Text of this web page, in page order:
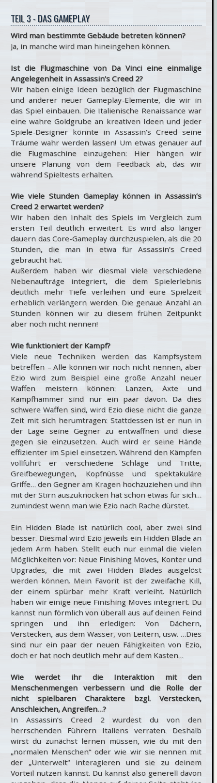
TEIL 3 - DAS GAMEPLAY
Wird man bestimmte Gebäude betreten können?
Ja, in manche wird man hineingehen können.
Ist die Flugmaschine von Da Vinci eine einmalige
Angelegenheit in Assassin’s Creed 2?
Wir haben einige Ideen bezüglich der Flugmaschine
und anderer neuer Gameplay-Elemente, die wir in
das Spiel einbauen. Die Italienische Renaissance war
eine wahre Goldgrube an kreativen Ideen und jeder
Spiele-Designer könnte in Assassin’s Creed seine
Träume wahr werden lassen! Um etwas genauer auf
die Flugmaschine einzugehen: Hier hängen wir
unsere Planung von dem Feedback ab, das wir
während Spieltests erhalten.
Wie viele Stunden Gameplay können in Assassin’s
Creed 2 erwartet werden?
Wir haben den Inhalt des Spiels im Vergleich zum
ersten Teil deutlich erweitert. Es wird also länger
dauern das Core-Gameplay durchzuspielen, als die 20
Stunden, die man in etwa für Assassin’s Creed
gebraucht hat.
Außerdem haben wir diesmal viele verschiedene
Nebenaufträge integriert, die dem Spielerlebnis
deutlich mehr Tiefe verleihen und eure Spielzeit
erheblich verlängern werden. Die genaue Anzahl an
Stunden können wir zu diesem frühen Zeitpunkt
aber noch nicht nennen!
Wie funktioniert der Kampf?
Viele neue Techniken werden das Kampfsystem
betreffen – Alle können wir noch nicht nennen, aber
Ezio wird zum Beispiel eine große Anzahl neuer
Waffen meistern können: Lanzen, Äxte und
Kampfhammer sind nur ein paar davon. Da dies
schwere Waffen sind, wird Ezio diese nicht die ganze
Zeit mit sich herumtragen: Stattdessen ist er nun in
der Lage seine Gegner zu entwaffnen und diese
gegen sie einzusetzen. Auch wird er seine Hände
effizienter im Spiel einsetzen. Während den Kämpfen
vollführt er verschiedene Schläge und Tritte,
Greifbewegungen, Kopfnüsse und spektakuläre
Griffe… den Gegner am Kragen hochzuziehen und ihn
mit der Stirn auszuknocken hat schon etwas für sich…
zumindest wenn man wie Ezio nach Rache dürstet.
Ein Hidden Blade ist natürlich cool, aber zwei sind
besser. Diesmal wird Ezio jeweils ein Hidden Blade an
jedem Arm haben. Stellt euch nur einmal die vielen
Möglichkeiten vor: Neue Finishing Moves, Konter und
Upgrades, die mit zwei Hidden Blades ausgelöst
werden können. Mein Favorit ist der zweifache Kill,
der einem spürbar mehr Kraft verleiht. Natürlich
haben wir einige neue Finishing Moves integriert. Du
kannst nun förmlich von überall aus auf deinen Feind
springen und ihn erledigen: Von Dächern,
Verstecken, aus dem Wasser, von Leitern, usw. …Dies
sind nur ein paar der neuen Fähigkeiten von Ezio,
doch er hat noch deutlich mehr auf dem Kasten…
Wie werdet ihr die Interaktion mit den
Menschenmengen verbessern und die Rolle der
nicht spielbaren Charaktere bzgl. Verstecken,
Anschleichen, Angreifen…?
In Assassin’s Creed 2 wurdest du von den
herrschenden Führern Italiens verraten. Deshalb
wirst du zunächst lernen müssen, wie du mit den
„normalen Menschen“ oder wie wir sie nennen mit
der „Unterwelt“ interagieren und sie zu deinem
Vorteil nutzen kannst. Du kannst also generell davon